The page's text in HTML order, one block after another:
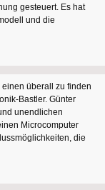
gesteuert. Es hat
und die
überall zu finden
Bastler. Günter
unendlichen
Microcomputer
die